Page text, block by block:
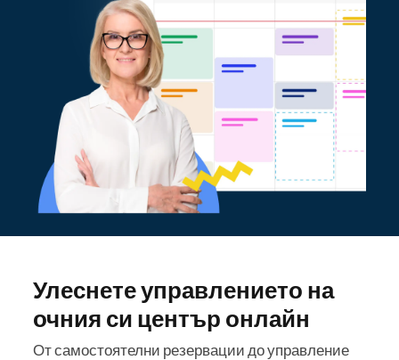
Улеснете управлението на
очния си център онлайн
От самостоятелни резервации до управление